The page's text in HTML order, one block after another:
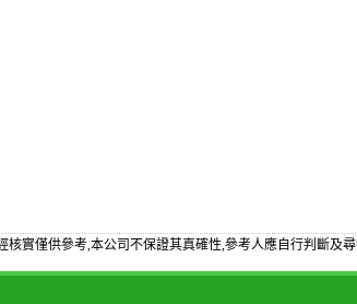
實僅供參考,本公司不保證其真確性,參考人應自行判斷及